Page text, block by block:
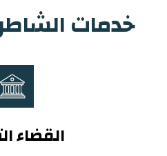
خدمات
القضاء